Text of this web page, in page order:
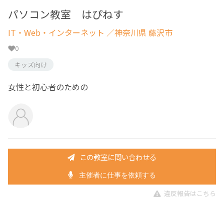
パソコン教室 はぴねす
IT・Web・インターネット ／神奈川県 藤沢市
0
キッズ向け
女性と初心者のための
この教室に問い合わせる
主催者に仕事を依頼する
違反報告はこちら